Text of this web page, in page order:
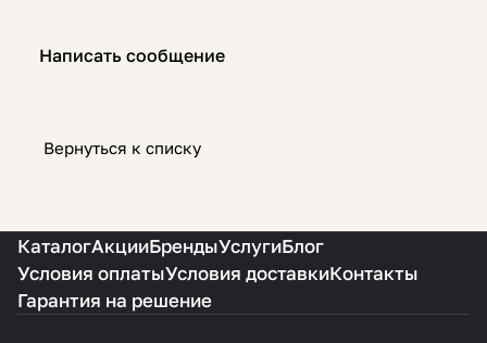
Написать сообщение
Вернуться к списку
КаталогАкцииБрендыУслугиБлог
Условия оплатыУсловия доставкиКонтакты
Гарантия на решение